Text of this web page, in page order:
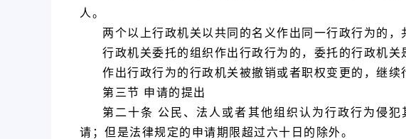
人。
两个以上行政机关以共同的名义作出同一行政行为的，
行政机关委托的组织作出行政行为的，委托的行政机关
作出行政行为的行政机关被撤销或者职权变更的，继续
第三节 申请的提出
第二十条 公民、法人或者其他组织认为行政行为侵
请；但是法律规定的申请期限超过六十日的除外。